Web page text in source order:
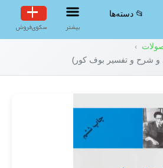
📂 دسته‌ها
بیشتر سکوی‌فروش
›
و شرح و تفسیر بوف کور)